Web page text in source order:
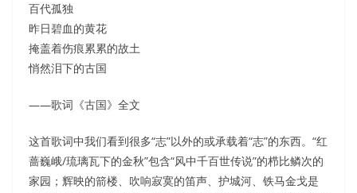
百代孤独
昨日碧血的黄花
掩盖着伤痕累累的故土
悄然泪下的古国
——歌词《古国》全文
这首歌词中我们看到很多“志”以外的或承载着“志”的东西。“红
蔷巍峨/琉璃瓦下的金秋”包含“风中千百世传说”的栉比鳞次的
家园；辉映的箭楼、吹响寂寞的笛声、护城河、铁马金戈是